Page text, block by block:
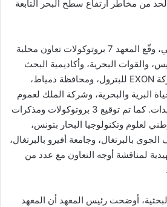
من مخاطر ارتفاع سطح البحر التابعة
وعلى صعيد التعاون العلمي، وقّع المعهد 7 بروتوكولات تعاون محلية
والقوات البحرية، وأكاديمية البحث
العلمي والتكنولوجيا، وشركة EXON للبترول، ومحافظة دمياط،
البرية والبحرية، وشركة الملك لعموم
الاستيراد والتصدير والتوريدات. كما تم توقيع 3 بروتوكولات ومذكرات
لعلوم وتكنولوجيا البحار بتونس،
بالبرتغال، وجامعة أفيرو بالبرتغال،
لمناقشة أوجه التعاون مع عدد من
أوضحت رئيس المعهد أن المعهد